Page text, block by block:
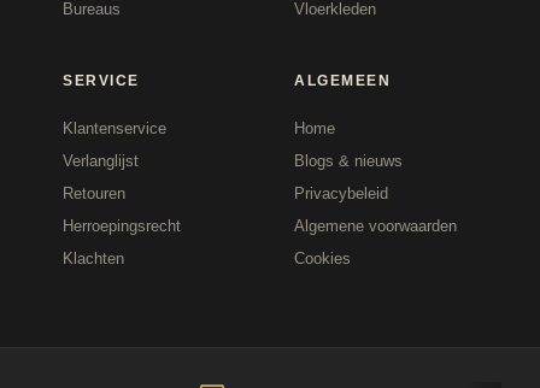
Bureaus
Vloerkleden
SERVICE
Klantenservice
Verlanglijst
Retouren
Herroepingsrecht
Klachten
ALGEMEEN
Home
Blogs & nieuws
Privacybeleid
Algemene voorwaarden
Cookies